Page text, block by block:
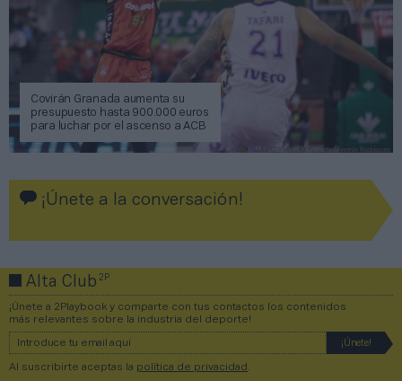
Covirán Granada aumenta su
presupuesto hasta 900.000 euros
para luchar por el ascenso a ACB
¡Únete a la conversación!
Alta Club2P
¡Únete a 2Playbook y comparte con tus contactos los contenidos
más relevantes sobre la industria del deporte!
Al suscribirte aceptas la política de privacidad